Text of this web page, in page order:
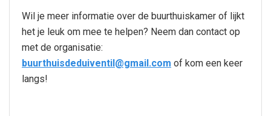
Wil je meer informatie over de buurthuiskamer of lijkt
het je leuk om mee te helpen? Neem dan contact op
met de organisatie:
buurthuisdeduiventil@gmail.com of kom een keer
langs!